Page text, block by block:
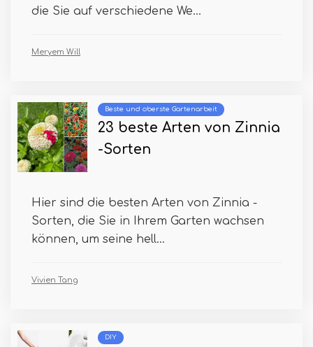
die Sie auf verschiedene We...
Meryem Will
Beste und oberste Gartenarbeit
23 beste Arten von Zinnia
-Sorten
Hier sind die besten Arten von Zinnia -
Sorten, die Sie in Ihrem Garten wachsen
können, um seine hell...
Vivien Tang
DIY